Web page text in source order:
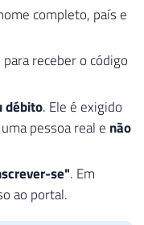
completo, país e
para receber o código
débito. Ele é exigido
pessoa real e não
se". Em
ao portal.